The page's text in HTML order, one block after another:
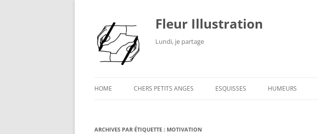
Fleur Illustration
Lundi, je partage
HOME CHERS PETITS ANGES ESQUISSES HUMEURS
ARCHIVES PAR ÉTIQUETTE : MOTIVATION